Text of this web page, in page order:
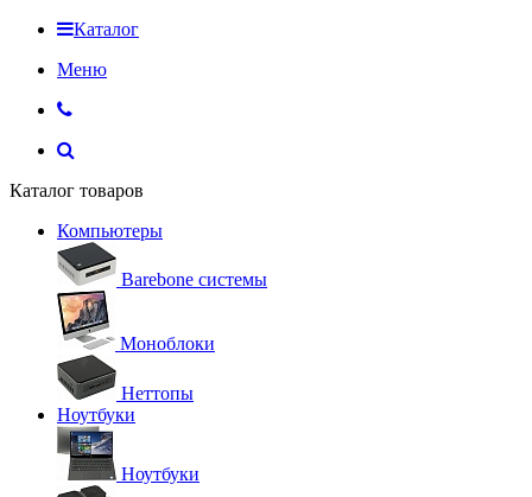
Каталог
Меню
Каталог товаров
Компьютеры
Barebone системы
Моноблоки
Неттопы
Ноутбуки
Ноутбуки